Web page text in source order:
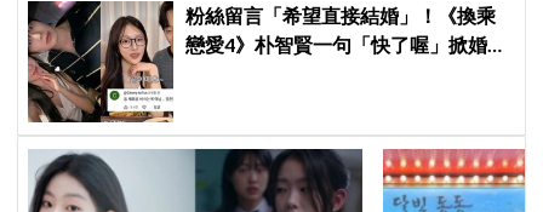
粉絲留言「希望直接結婚」！《換乘
戀愛4》朴智賢一句「快了喔」掀婚訊